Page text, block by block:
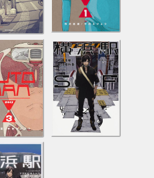
Being」ワークショップ参加
二弐に２』にて短編小説「夜を渡
エンス 2023年10月号に短編小
ーブの憂鬱」
帖 vol.12 にて短編小説「記憶人
Kitchen Summit Japan
グにてゲスト作家として参加
クラブ編『AIとSF』にて短編